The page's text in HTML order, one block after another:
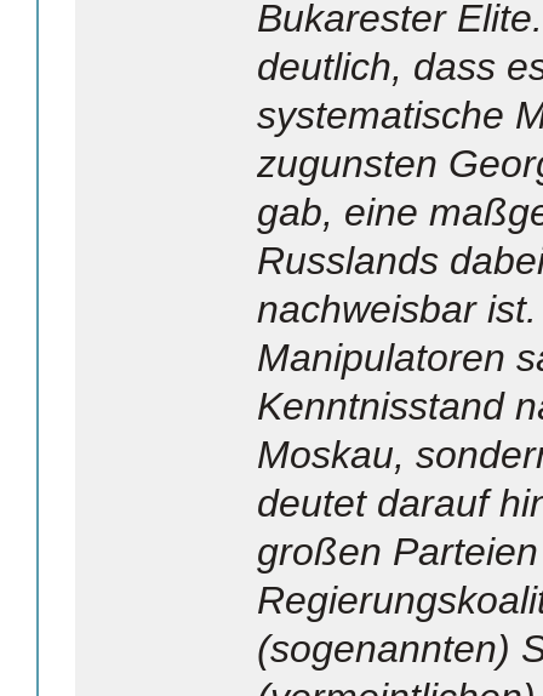
Bukarester
deutlich, dass
systematische
zugunsten
gab, eine
Russlands
nachweisbar
Manipulatoren
Kenntnisstand
Moskau,
deutet darauf
großen
(sogenannten)